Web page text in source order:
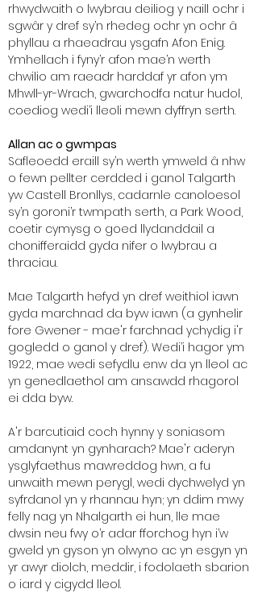
rhwydwaith o lwybrau deiliog y naill ochr i
sgwâr y dref sy’n rhedeg ochr yn ochr â
phyllau a rhaeadrau ysgafn Afon Enig.
Ymhellach i fyny’r afon mae’n werth
chwilio am raeadr harddaf yr afon ym
Mhwll-yr-Wrach, gwarchodfa natur hudol,
coediog wedi’i lleoli mewn dyffryn serth.
Allan ac o gwmpas
Safleoedd eraill sy’n werth ymweld â nhw
o fewn pellter cerdded i ganol Talgarth
yw Castell Bronllys, cadarnle canoloesol
sy’n goroni’r twmpath serth, a Park Wood,
coetir cymysg o goed llydanddail a
chonifferaidd gyda nifer o lwybrau a
thraciau.
Mae Talgarth hefyd yn dref weithiol iawn
gyda marchnad da byw iawn (a gynhelir
fore Gwener - mae'r farchnad ychydig i'r
gogledd o ganol y dref). Wedi’i hagor ym
1922, mae wedi sefydlu enw da yn lleol ac
yn genedlaethol am ansawdd rhagorol
ei dda byw.
A'r barcutiaid coch hynny y soniasom
amdanynt yn gynharach? Mae'r aderyn
ysglyfaethus mawreddog hwn, a fu
unwaith mewn perygl, wedi dychwelyd yn
syfrdanol yn y rhannau hyn; yn ddim mwy
felly nag yn Nhalgarth ei hun, lle mae
dwsin neu fwy o’r adar fforchog hyn i’w
gweld yn gyson yn olwyno ac yn esgyn yn
yr awyr diolch, meddir, i fodolaeth sbarion
o iard y cigydd lleol.